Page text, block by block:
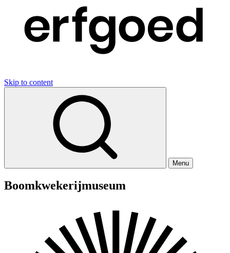
Skip to content
Menu
Boomkwekerijmuseum